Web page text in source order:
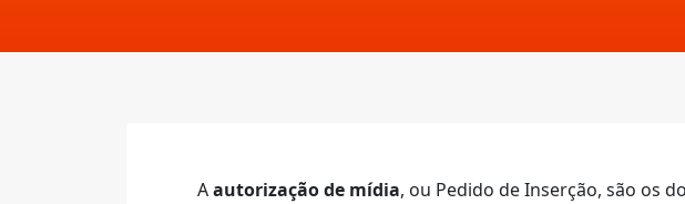
Aautorização de mídia, ou Pedido de Inserção, são os